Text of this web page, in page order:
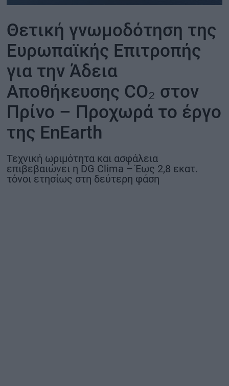
ΟΙΚΟΝΟΜΙΑ - ΕΠΙΧΕΙΡΗΣΕΙΣ
MY PROPERTY
ΚΑΡΑΜΠΟΛΕΣ
ΟΡΟΙ ΧΡΗΣΗΣ
ΕΠΙΚΟΙΝΩΝΙΑ
ΤΑΥΤΟΤΗΤΑ
Θετική γνωμοδότηση της
Ευρωπαϊκής Επιτροπής
για την Άδεια
Αποθήκευσης CO₂ στον
Πρίνο – Προχωρά το έργο
της EnEarth
Τεχνική ωριμότητα και ασφάλεια
επιβεβαιώνει η DG Clima – Έως 2,8 εκατ.
τόνοι ετησίως στη δεύτερη φάση